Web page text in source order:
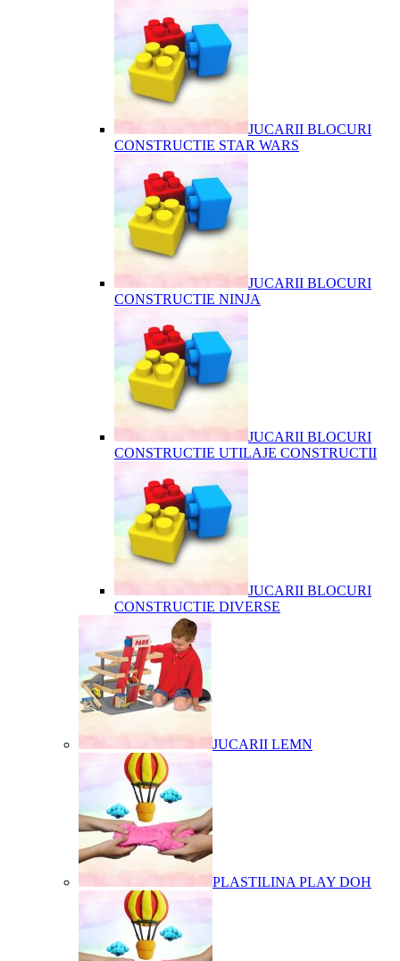
JUCARII BLOCURI
CONSTRUCTIE STAR WARS
JUCARII BLOCURI
CONSTRUCTIE NINJA
JUCARII BLOCURI
CONSTRUCTIE UTILAJE CONSTRUCTII
JUCARII BLOCURI
CONSTRUCTIE DIVERSE
JUCARII LEMN
PLASTILINA PLAY DOH